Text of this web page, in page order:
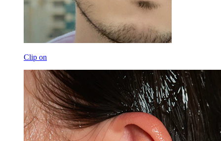
Clip on